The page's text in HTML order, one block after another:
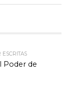
Poder de